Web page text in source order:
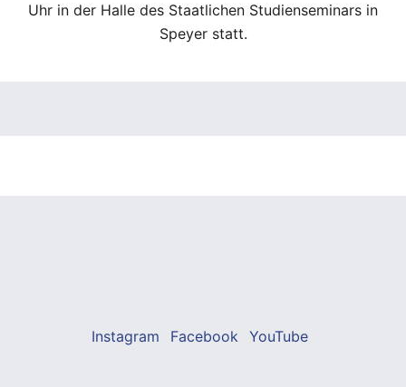
Uhr in der Halle des Staatlichen Studienseminars in
Speyer statt.
Instagram Facebook YouTube